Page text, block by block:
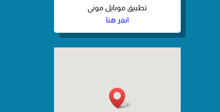
تطبيق موبايل موني
انقر هنا